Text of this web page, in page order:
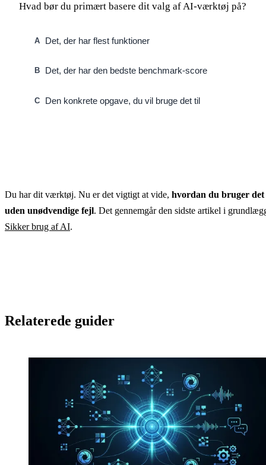
Hvad bør du primært basere dit valg af AI-værktøj på?
A Det, der har flest funktioner
B Det, der har den bedste benchmark-score
C Den konkrete opgave, du vil bruge det til
Du har dit værktøj. Nu er det vigtigt at vide, hvordan du bruger
uden unødvendige fejl. Det gennemgår den sidste artikel i
Sikker brug af AI.
Relaterede guider